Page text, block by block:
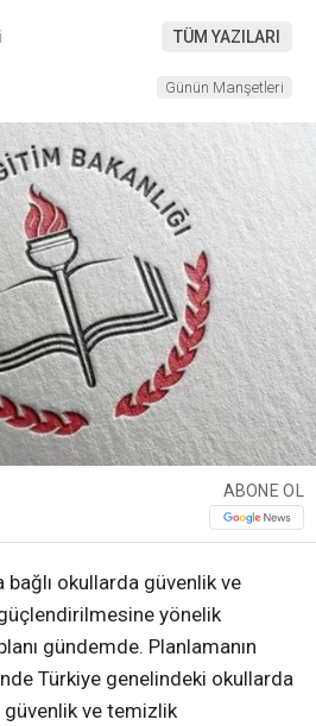
TÜM YAZILARI
Günün Manşetleri
ABONE OL
bağlı okullarda güvenlik ve
yönelik
gündemde. Planlamanın
Türkiye genelindeki okullarda
ve temizlik